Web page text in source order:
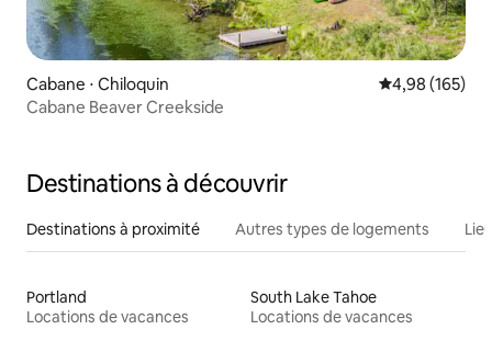
Cabane ⋅ Chiloquin Évaluation
4,98 (165)
Cabane Beaver Creekside
Destinations à découvrir
Destinations à proximité Autres types de logements
Portland
Locations de vacances
South Lake Tahoe
Locations de vacances